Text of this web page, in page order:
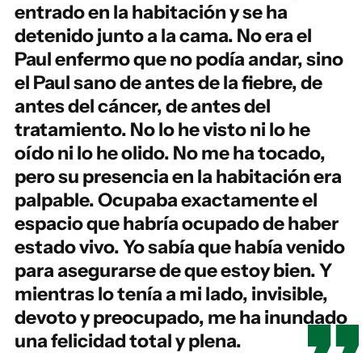
entrado en la habitación y se ha
detenido junto a la cama. No era el
Paul enfermo que no podía andar, sino
el Paul sano de antes de la fiebre, de
antes del cáncer, de antes del
tratamiento. No lo he visto ni lo he
oído ni lo he olido. No me ha tocado,
pero su presencia en la habitación era
palpable. Ocupaba exactamente el
espacio que habría ocupado de haber
estado vivo. Yo sabía que había venido
para asegurarse de que estoy bien. Y
mientras lo tenía a mi lado, invisible,
devoto y preocupado, me ha inundado
una felicidad total y plena.